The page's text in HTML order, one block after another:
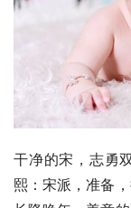
干净的宋，志勇
熙：宋派，准备